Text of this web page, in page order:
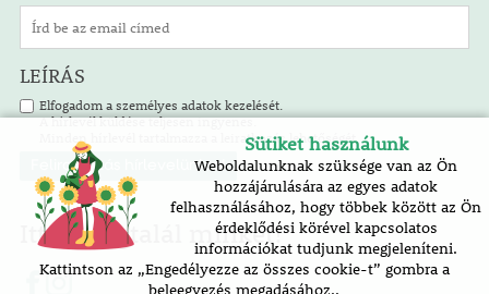
LEÍRÁS
Elfogadom a személyes adatok kezelését.
A hírlevél küldése teljesen ingyenes.
Minden hírlevél tartalmazza a leiratkozás lehetőségét.
Itt is megtalál minket!
Sütiket használunk
Weboldalunknak szüksége van az Ön
hozzájárulására az egyes adatok
felhasználásához, hogy többek között az Ön
érdeklődési körével kapcsolatos
információkat tudjunk megjeleníteni.
Kattintson az „Engedélyezze az összes cookie-t” gombra a
beleegyezés megadásához..